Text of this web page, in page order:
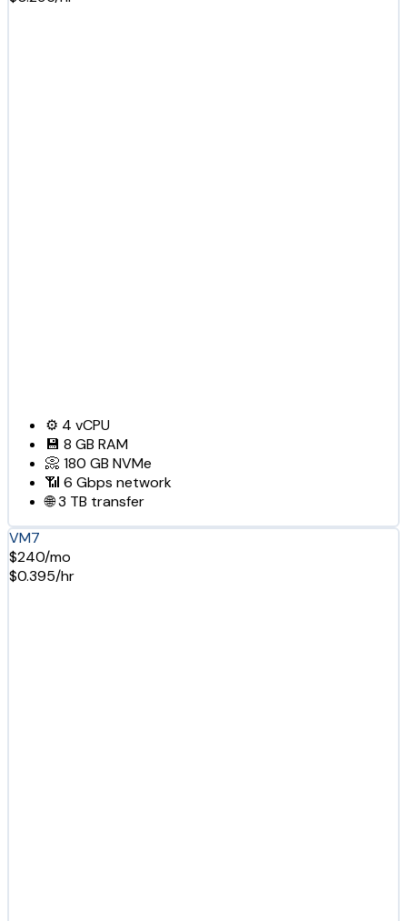
⚙️ 4 vCPU
💾 8 GB RAM
📀 180 GB NVMe
📶 6 Gbps network
🌐3 TB transfer
VM7
$240/mo
$0.395/hr